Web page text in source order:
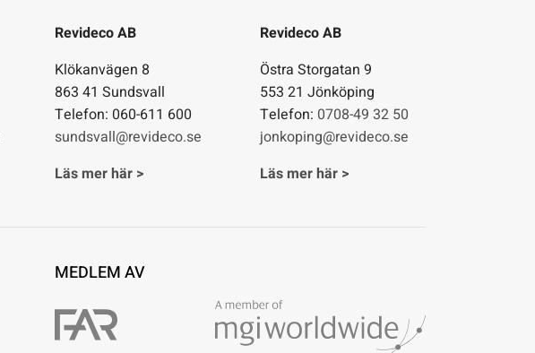
Revideco AB
Klökanvägen 8
863 41 Sundsvall
Telefon: 060-611 600
sundsvall@revideco.se
Läs mer här >
Revideco AB
Östra Storgatan 9
553 21 Jönköping
Telefon: 0708-49 32 50
jonkoping@revideco.se
Läs mer här >
MEDLEM AV